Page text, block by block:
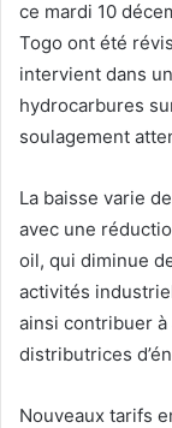
ce mardi 10
Togo ont été
intervient dans
hydrocarbures
soulagement
La baisse varie
avec une
oil, qui diminue
activités
ainsi contribuer
distributrices
Nouveaux tarifs